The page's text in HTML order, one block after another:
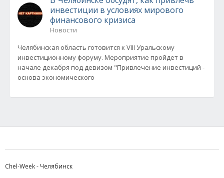
инвестиции в условиях мирового
финансового кризиса
Новости
Челябинская область готовится к VIII Уральскому
инвестиционному форуму. Мероприятие пройдет в
начале декабря под девизом "Привлечение инвестиций -
основа экономического
Chel-Week - Челябинск